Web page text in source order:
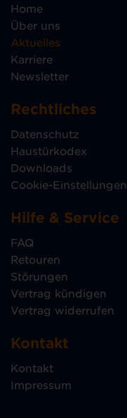
Home
Über uns
Aktuelles
Karriere
Newsletter
Rechtliches
Datenschutz
Haustürkodex
Downloads
Cookie-Einstellungen
Hilfe & Service
FAQ
Retouren
Störungen
Vertrag kündigen
Vertrag widerrufen
Kontakt
Kontakt
Impressum